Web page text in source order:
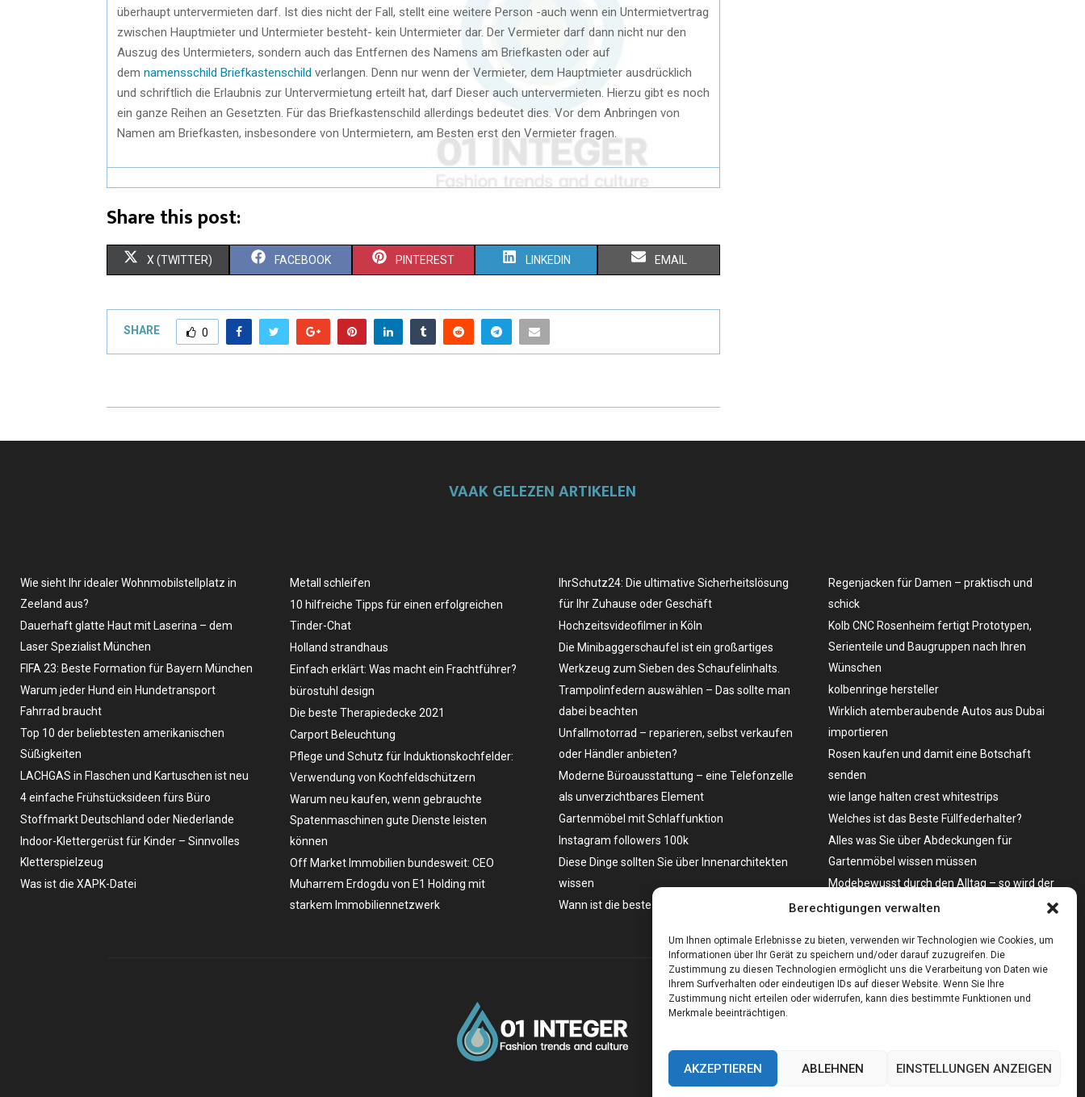
Berechtigungen verwalten
Um Ihnen optimale Erlebnisse zu bieten, verwenden wir Technologien wie Cookies, um
Informationen über Ihr Gerät zu speichern und/oder darauf zuzugreifen. Die
Zustimmung zu diesen Technologien ermöglicht uns die Verarbeitung von Daten wie
Ihrem Surfverhalten oder eindeutigen IDs auf dieser Website. Wenn Sie Ihre
Zustimmung nicht erteilen oder widerrufen, kann dies bestimmte Funktionen und
Merkmale beeinträchtigen.
AKZEPTIEREN ABLEHNEN EINSTELLUNGEN ANZEIGEN
überhaupt untervermieten darf. Ist dies nicht der Fall, stellt eine weitere Person -auch wenn ein Untermietvertrag
zwischen Hauptmieter und Untermieter besteht- kein Untermieter dar. Der Vermieter darf dann nicht nur den
Auszug des Untermieters, sondern auch das Entfernen des Namens am Briefkasten oder auf
dem namensschild Briefkastenschild verlangen. Denn nur wenn der Vermieter, dem Hauptmieter ausdrücklich
und schriftlich die Erlaubnis zur Untervermietung erteilt hat, darf Dieser auch untervermieten. Hierzu gibt es noch
ein ganze Reihen an Gesetzten. Für das Briefkastenschild allerdings bedeutet dies. Vor dem Anbringen von
Namen am Briefkasten, insbesondere von Untermietern, am Besten erst den Vermieter fragen.
Share this post:
X (TWITTER) FACEBOOK PINTEREST LINKEDIN EMAIL
SHARE 0
VAAK GELEZEN ARTIKELEN
Wie sieht Ihr idealer Wohnmobilstellplatz in
Zeeland aus?
Dauerhaft glatte Haut mit Laserina – dem
Laser Spezialist München
FIFA 23: Beste Formation für Bayern München
Warum jeder Hund ein Hundetransport
Fahrrad braucht
Top 10 der beliebtesten amerikanischen
Süßigkeiten
LACHGAS in Flaschen und Kartuschen ist neu
4 einfache Frühstücksideen fürs Büro
Stoffmarkt Deutschland oder Niederlande
Indoor-Klettergerüst für Kinder – Sinnvolles
Kletterspielzeug
Was ist die XAPK-Datei
Metall schleifen
10 hilfreiche Tipps für einen erfolgreichen
Tinder-Chat
Holland strandhaus
Einfach erklärt: Was macht ein Frachtführer?
bürostuhl design
Die beste Therapiedecke 2021
Carport Beleuchtung
Pflege und Schutz für Induktionskochfelder:
Verwendung von Kochfeldschützern
Warum neu kaufen, wenn gebrauchte
Spatenmaschinen gute Dienste leisten
können
Off Market Immobilien bundesweit: CEO
Muharrem Erdogdu von E1 Holding mit
starkem Immobiliennetzwerk
IhrSchutz24: Die ultimative Sicherheitslösung
für Ihr Zuhause oder Geschäft
Hochzeitsvideofilmer in Köln
Die Minibaggerschaufel ist ein großartiges
Werkzeug zum Sieben des Schaufelinhalts.
Trampolinfedern auswählen – Das sollte man
dabei beachten
Unfallmotorrad – reparieren, selbst verkaufen
oder Händler anbieten?
Moderne Büroausstattung – eine Telefonzelle
als unverzichtbares Element
Gartenmöbel mit Schlaffunktion
Instagram followers 100k
Diese Dinge sollten Sie über Innenarchitekten
wissen
Wann ist die beste Zeit, ein Auto zu kaufen?
Regenjacken für Damen – praktisch und
schick
Kolb CNC Rosenheim fertigt Prototypen,
Serienteile und Baugruppen nach Ihren
Wünschen
kolbenringe hersteller
Wirklich atemberaubende Autos aus Dubai
importieren
Rosen kaufen und damit eine Botschaft
senden
wie lange halten crest whitestrips
Welches ist das Beste Füllfederhalter?
Alles was Sie über Abdeckungen für
Gartenmöbel wissen müssen
Modebewusst durch den Alltag – so wird der
Bürgersteig zum Laufsteg!